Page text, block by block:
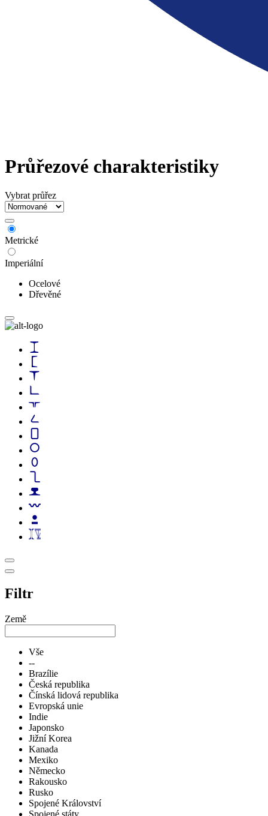
Průřezové charakteristiky
Vybrat průřez
Metrické
Imperiální
Ocelové
Dřevěné
Filtr
Země
Vše
--
Brazílie
Česká republika
Čínská lidová republika
Evropská unie
Indie
Japonsko
Jižní Korea
Kanada
Mexiko
Německo
Rakousko
Rusko
Spojené Království
Spojené státy